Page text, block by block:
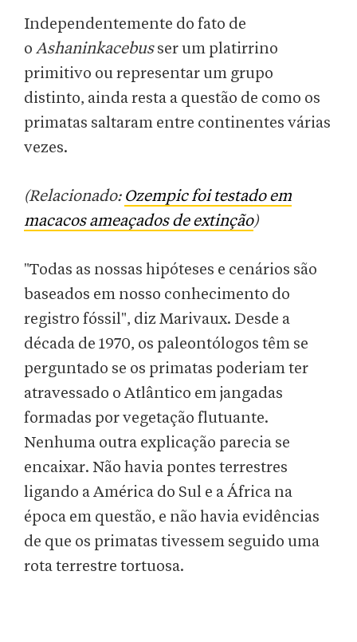
Independentemente do fato de
o Ashaninkacebusser um platirrino
primitivo ou representar um grupo
distinto, ainda resta a questão de como os
primatas saltaram entre continentes várias
vezes.
(Relacionado: Ozempic foi testado em
macacos ameaçados de extinção)
"Todas as nossas hipóteses e cenários são
baseados em nosso conhecimento do
registro fóssil", diz Marivaux. Desde a
década de 1970, os paleontólogos têm se
perguntado se os primatas poderiam ter
atravessado o Atlântico em jangadas
formadas por vegetação flutuante.
Nenhuma outra explicação parecia se
encaixar. Não havia pontes terrestres
ligando a América do Sul e a África na
época em questão, e não havia evidências
de que os primatas tivessem seguido uma
rota terrestre tortuosa.